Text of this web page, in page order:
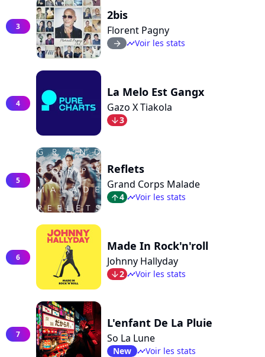
3
2bis
Florent Pagny
arrow_right timelineVoir les stats
4
La Melo Est Gangx
Gazo X Tiakola
arrow_bot3
5
Reflets
Grand Corps Malade
arrow_top4 timelineVoir les stats
6
Made In Rock'n'roll
Johnny Hallyday
arrow_bot2 timelineVoir les stats
7
L'enfant De La Pluie
So La Lune
New timelineVoir les stats